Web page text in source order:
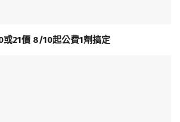
或21價 8/10起公費1劑搞定